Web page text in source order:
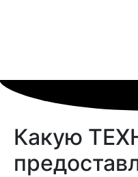
Какую